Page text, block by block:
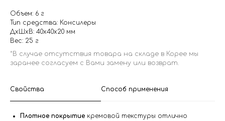
Объем: 6 г
Тип средства: Консилеры
ДxШxВ: 40x40x20 мм
Вес: 25 г
Свойства Способ применения
Плотное покрытие кремовой текстуры отлично